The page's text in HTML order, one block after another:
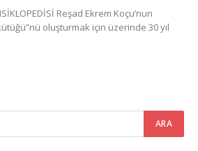
Reşad Ekrem Koçu’nun
oluşturmak için üzerinde 30 yıl